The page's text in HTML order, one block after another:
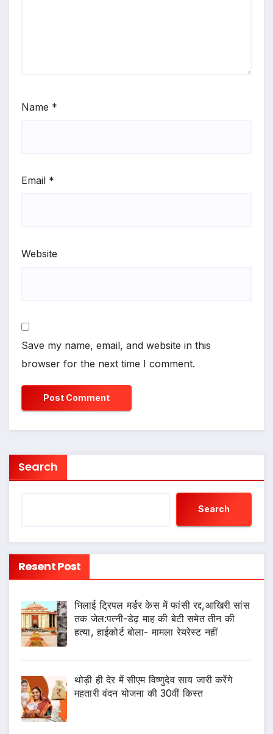
Name *
Email *
Website
Save my name, email, and website in this
browser for the next time I comment.
Search
Search
Resent Post
भिलाई ट्रिपल मर्डर केस में फांसी रद्द,आखिरी सांस
तक जेल:पत्नी-डेढ़ माह की बेटी समेत तीन की
हत्या, हाईकोर्ट बोला- मामला रेयरेस्ट नहीं
थोड़ी ही देर में सीएम विष्णुदेव साय जारी करेंगे
महतारी वंदन योजना की 30वीं किस्त